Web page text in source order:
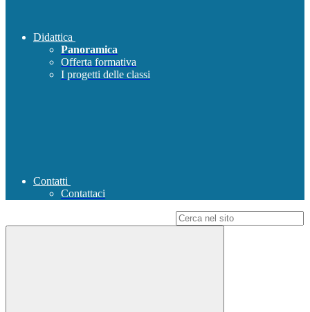
Didattica
Panoramica
Offerta formativa
I progetti delle classi
Contatti
Contattaci